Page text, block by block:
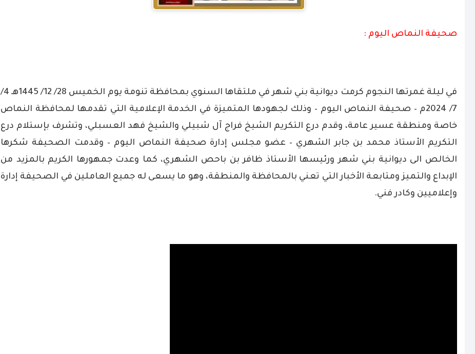
صحيفة النماص اليوم :
في ليلة غمرتها النجوم كرمت ديوانية بني شهر في ملتقاها السنوي بمحافظة تنومة يوم الخميس 28/ 12/ 1445هـ 4/
7/ 2024م – صحيفة النماص اليوم – وذلك لجهودها المتميزة في الخدمة الإعلامية التي تقدمها لمحافظة النماص
خاصة ومنطقة عسير عامة، وقدم درع التكريم الشيخ فراج آل شبيلي والشيخ فهد العسبلي، وتشرف بإستلام درع
التكريم الأستاذ محمد بن جابر الشهري – عضو مجلس إدارة صحيفة النماص اليوم – وقدمت الصحيفة شكرها
الخالص الى ديوانية بني شهر ورئيسها الأستاذ ظافر بن باحص الشهري، كما وعدت جمهورها الكريم بالمزيد من
الإبداع والتميز ومتابعة الأخبار التي تعني بالمحافظة والمنطقة، وهو ما يسعى له جميع العاملين في الصحيفة إدارة
وإعلاميين وكادر فني.